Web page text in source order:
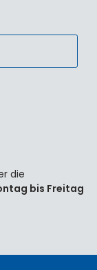
die
bis Freitag